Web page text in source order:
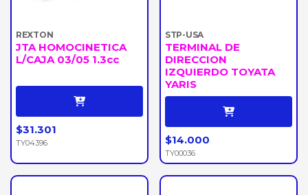
REXTON
JTA HOMOCINETICA
L/CAJA 03/05 1.3cc
$31.301
TY04396
STP-USA
TERMINAL DE
DIRECCION
IZQUIERDO TOYATA
YARIS
$14.000
TY00036